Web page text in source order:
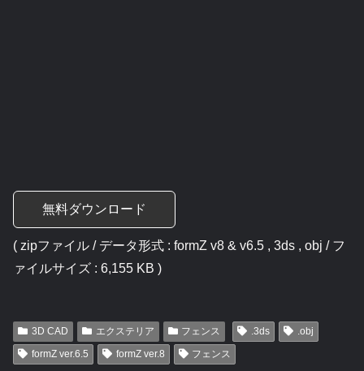
無料ダウンロード
( zipファイル / データ形式 : formZ v8 & v6.5 , 3ds , obj / フ
ァイルサイズ : 6,155 KB )
3D CAD エクステリア フェンス .3ds
.obj
formZ ver.6.5
formZ ver.8 フェンス